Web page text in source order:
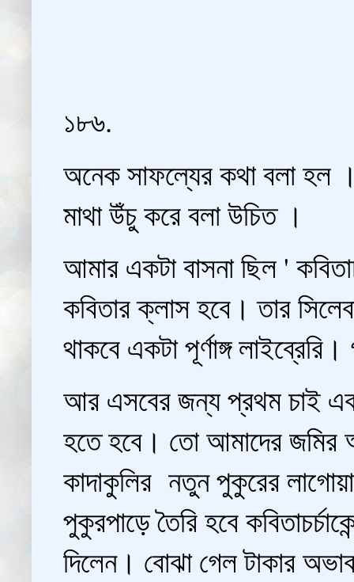
১৮৬.
অনেক সাফল্যের কথা বলা হল
মাথা উঁচু করে বলা উচিত ।
আমার একটা বাসনা ছিল '
কবিতার ক্লাস হবে। তার
থাকবে একটা পূর্ণাঙ্গ
আর এসবের জন্য প্রথম চাই
হতে হবে। তো আমাদের জমির
কাদাকুলির নতুন পুকুরের
পুকুরপাড়ে তৈরি হবে
দিলেন। বোঝা গেল টাকার